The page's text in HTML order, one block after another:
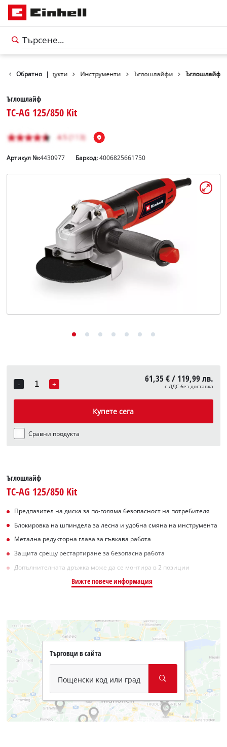
Обратно |
Продукти Инструменти Ъглошлайфи Ъглошлайф
Ъглошлайф
TC-AG 125/850 Kit
Артикул №:4430977 Баркод:4006825661750
-
Quantity
+ 61,35 € / 119,99 лв.
с ДДС без доставка
Купете сега
Сравни продукта
Ъглошлайф
TC-AG 125/850 Kit
Предпазител на диска за по-голяма безопасност на потребителя
Блокировка на шпиндела за лесна и удобна смяна на инструмента
Метална редукторна глава за гъвкава работа
Защита срещу рестартиране за безопасна работа
Допълнителната дръжка може да се монтира в 2 позиции
Вижте повече информация
Търговци в сайта
Пощенски код или град